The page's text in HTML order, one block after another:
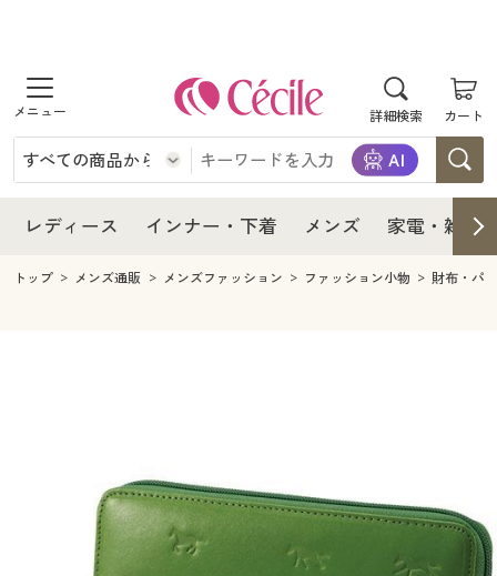
詳細検索 カート
商品を探す
レディース
レディースファッション
インナー・下着
インナー・下着通販すべて
メンズ
キッチン・雑貨・日用品
家具・収納
美容・健康通販すべて
制服・スクール
レディース インナー・下着 メンズ 家電・雑貨
レディース
レディース通販すべて
レディースファッション
インナー・下着
インナー・下着通販すべて
メンズ
寝具・ベッド
美容・健康・サプリメント
制服・スクールすべて
制服・学生服
大きいサイズ
大きいサイズ通販すべて
バーゲン
トップ メンズ通販 メンズファッション ファッション小物 財布・パ